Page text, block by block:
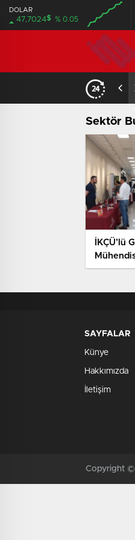
DOLAR
47,7024$ % 0.05
Sektör
İKÇÜ’lü
SAYFALAR
Künye
Hakkımızda
İletişim
Copyright ©